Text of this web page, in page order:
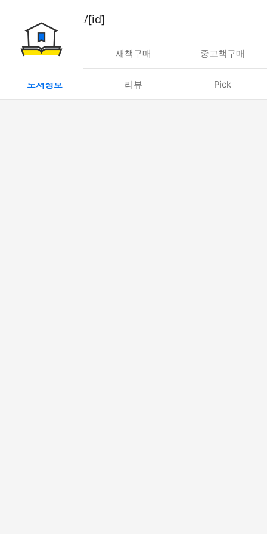
book/rent/[id]
대여 새책구매 중고책구매
도서정보 리뷰 Pick